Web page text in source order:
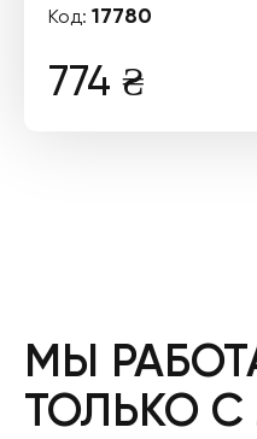
Код: 17780
774 ₴
МЫ
ТОЛЬКО